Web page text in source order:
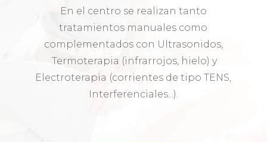
En el centro se realizan tanto
tratamientos manuales como
complementados con Ultrasonidos,
Termoterapia (infrarrojos, hielo) y
Electroterapia (corrientes de tipo TENS,
Interferenciales...).